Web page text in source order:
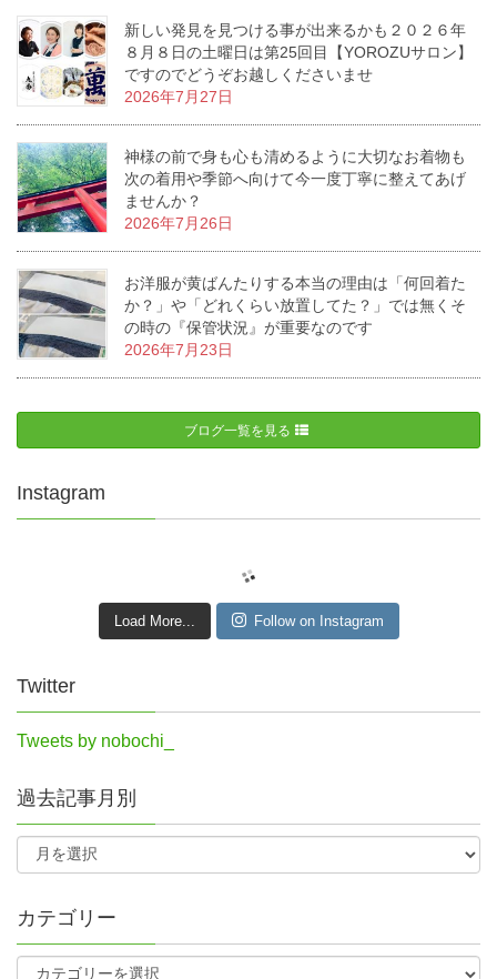
新しい発見を見つける事が出来るかも２０２６年
８月８日の土曜日は第25回目【YOROZUサロン】
ですのでどうぞお越しくださいませ
2026年7月27日
神様の前で身も心も清めるように大切なお着物も
次の着用や季節へ向けて今一度丁寧に整えてあげ
ませんか？
2026年7月26日
お洋服が黄ばんたりする本当の理由は「何回着た
か？」や「どれくらい放置してた？」では無くそ
の時の『保管状況』が重要なのです
2026年7月23日
ブログ一覧を見る
Instagram
Load More... Follow on Instagram
Twitter
Tweets by nobochi_
過去記事月別
カテゴリー